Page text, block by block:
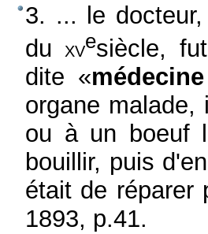
3. ... le
duxvesiècle,
dite «médecine
organe
ou à un boeuf
bouillir, puis
était de
1893, p.41.